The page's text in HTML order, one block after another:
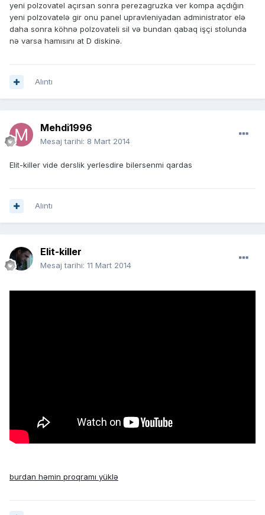
yeni polzovatel açırsan sonra perezagruzka ver kompa açdığın
yeni polzovatelə gir onu panel upravleniyadan administrator elə
daha sonra köhnə polzovateli sil və bundan qabaq işçi stolunda
nə varsa hamısını at D diskinə.
Alıntı
Mehdi1996
Mesaj tarihi: 8 Mart 2014
Elit-killer vide derslik yerlesdire bilersenmi qardas
Alıntı
Elit-killer
Mesaj tarihi: 11 Mart 2014
burdan həmin proqramı yüklə